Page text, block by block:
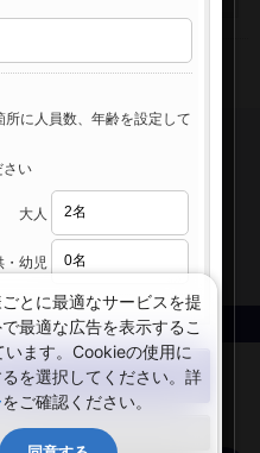
約集
ニュースリリース
サイトマップ
Co.,LTD. All rights reserved.
に人員数、年齢を設定して
さい
大人
・幼児
る
る
とに最適なサービスを提
最適な広告を表示するこ
ます。Cookieの使用に
を選択してください。詳
をご確認ください。